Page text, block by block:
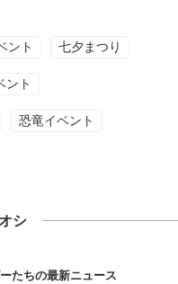
ント 七夕まつり
ント
恐竜イベント
シ
たちの最新ニュース